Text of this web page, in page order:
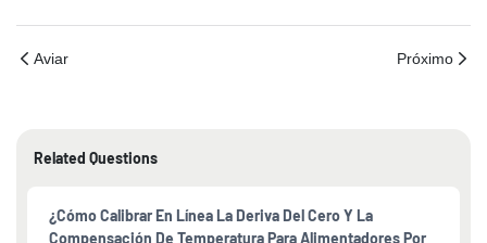
Aviar Próximo
Related Questions
¿Cómo Calibrar En Línea La Deriva Del Cero Y La
Compensación De Temperatura Para Alimentadores Por